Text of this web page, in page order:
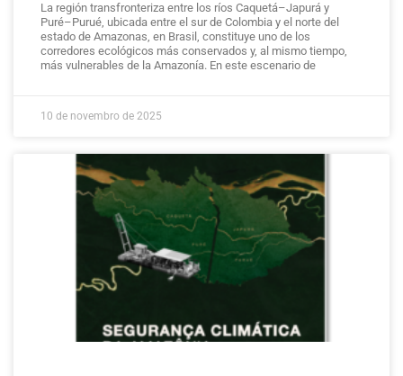
La región transfronteriza entre los ríos Caquetá–Japurá y
Puré–Purué, ubicada entre el sur de Colombia y el norte del
estado de Amazonas, en Brasil, constituye uno de los
corredores ecológicos más conservados y, al mismo tiempo,
más vulnerables de la Amazonía. En este escenario de
10 de novembro de 2025